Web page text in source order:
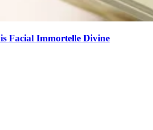
Facial Immortelle Divine